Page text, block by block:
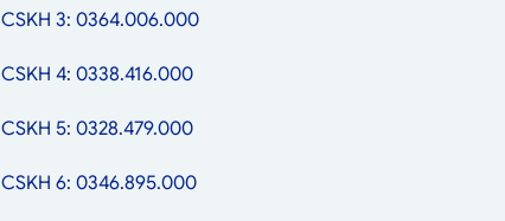
CSKH 3: 0364.006.000
CSKH 4: 0338.416.000
CSKH 5: 0328.479.000
CSKH 6: 0346.895.000